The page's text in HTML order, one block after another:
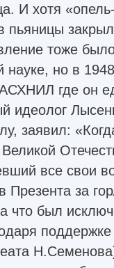
И хотя
пьяницы
тоже
но в
где он
идеолог
заявил:
все свои
Презента за
что был